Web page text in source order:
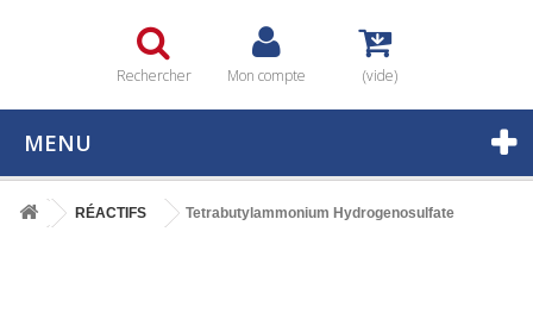
Rechercher Mon compte (vide)
MENU
RÉACTIFS Tetrabutylammonium Hydrogenosulfate